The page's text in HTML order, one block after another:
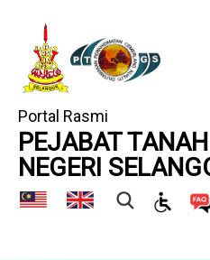
Portal Rasmi
PEJABAT
NEGERI